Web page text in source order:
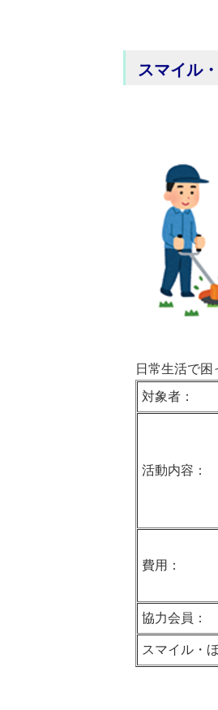
スマイル
日常生活で
対象者：
活動内容：
費用：
協力会員：
スマイル・